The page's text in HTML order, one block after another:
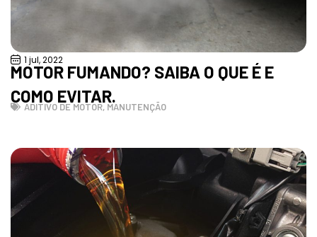
1 jul, 2022
MOTOR FUMANDO? SAIBA O QUE É E
COMO EVITAR.
ADITIVO DE MOTOR, MANUTENÇÃO